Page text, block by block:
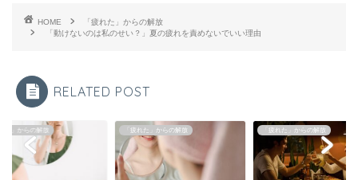
HOME
「疲れた」からの解放
「動けないのは私のせい？」夏の疲れを責めないでいい理由
RELATED POST
た」からの解放 「疲れた」からの解放 「疲れた」からの解放